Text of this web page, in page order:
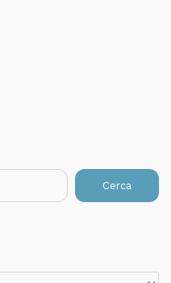
Ricerca
per: